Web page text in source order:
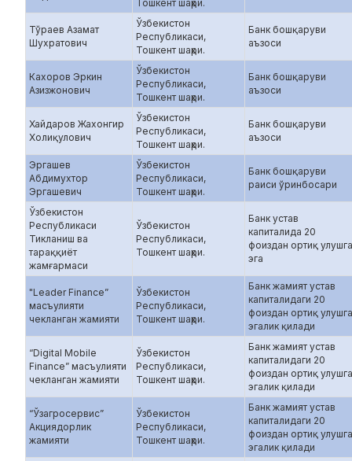
Тошкент шаҳри.
Тўраев Азамат
Шухратович
Ўзбекистон
Республикаси,
Тошкент шаҳри.
Банк бошқаруви
аъзоси
Кахоров Эркин
Азизжонович
Ўзбекистон
Республикаси,
Тошкент шаҳри.
Банк бошқаруви
аъзоси
Хайдаров Жахонгир
Холиқулович
Ўзбекистон
Республикаси,
Тошкент шаҳри.
Банк бошқаруви
аъзоси
Эргашев
Абдимухтор
Эргашевич
Ўзбекистон
Республикаси,
Тошкент шаҳри.
Банк бошқаруви
раиси ўринбосари
Ўзбекистон
Республикаси
Тикланиш ва
тараққиёт
жамғармаси
Ўзбекистон
Республикаси,
Тошкент шаҳри.
Банк устав
капиталида 20
фоиздан ортиқ улушга
эга
"Leader Finance”
масъулияти
чекланган жамияти
Ўзбекистон
Республикаси,
Тошкент шаҳри.
Банк жамият устав
капиталидаги 20
фоиздан ортиқ улушга
эгалик қилади
“Digital Mobile
Finance” масъулияти
чекланган жамияти
Ўзбекистон
Республикаси,
Тошкент шаҳри.
Банк жамият устав
капиталидаги 20
фоиздан ортиқ улушга
эгалик қилади
“Ўзагросервис”
Акциядорлик
жамияти
Ўзбекистон
Республикаси,
Тошкент шаҳри.
Банк жамият устав
капиталидаги 20
фоиздан ортиқ улушга
эгалик қилади